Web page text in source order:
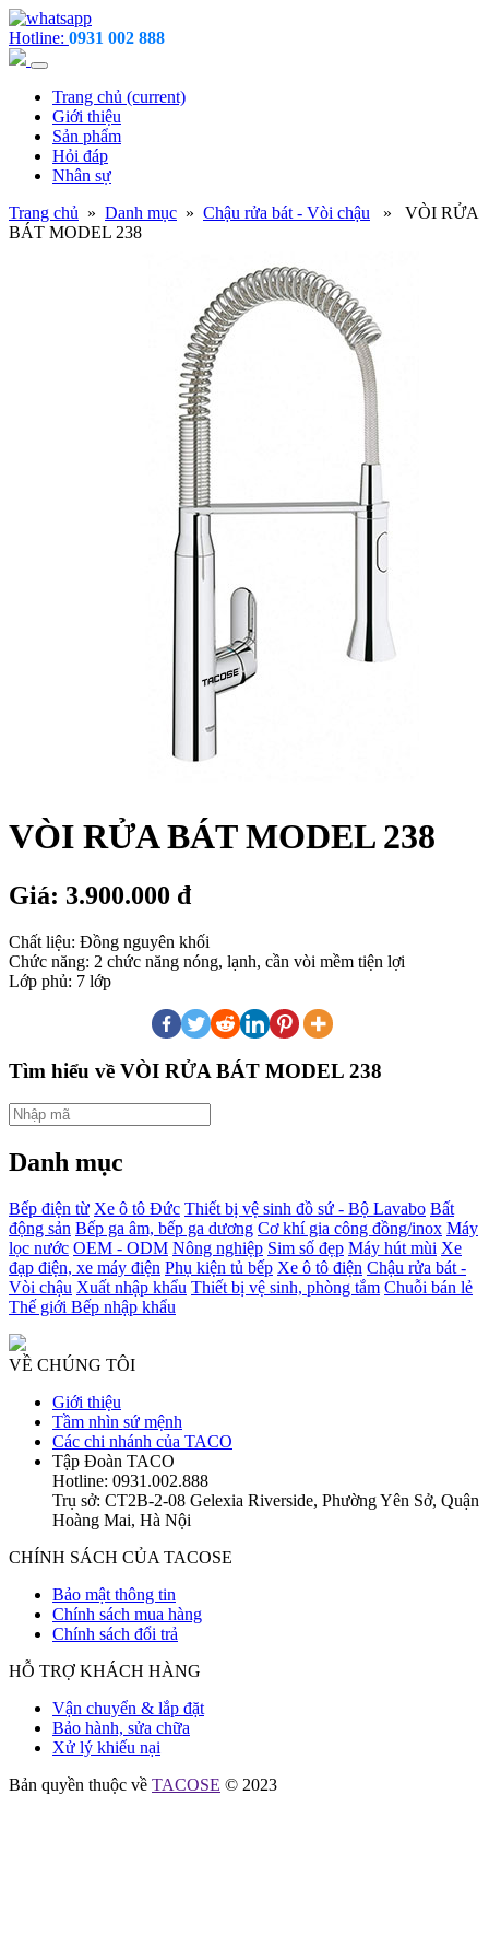
Hotline: 0931 002 888
Trang chủ (current)
Giới thiệu
Sản phẩm
Hỏi đáp
Nhân sự
Trang chủ » Danh mục » Chậu rửa bát - Vòi chậu » VÒI RỬA
BÁT MODEL 238
VÒI RỬA BÁT MODEL 238
Giá: 3.900.000 đ
Chất liệu: Đồng nguyên khối
Chức năng: 2 chức năng nóng, lạnh, cần vòi mềm tiện lợi
Lớp phủ: 7 lớp
Tìm hiểu về VÒI RỬA BÁT MODEL 238
Danh mục
Bếp điện từ Xe ô tô Đức Thiết bị vệ sinh đồ sứ - Bộ Lavabo Bất
động sản Bếp ga âm, bếp ga dương Cơ khí gia công đồng/inox Máy
lọc nước OEM - ODM Nông nghiệp Sim số đẹp Máy hút mùi Xe
đạp điện, xe máy điện Phụ kiện tủ bếp Xe ô tô điện Chậu rửa bát -
Vòi chậu Xuất nhập khẩu Thiết bị vệ sinh, phòng tắm Chuỗi bán lẻ
Thế giới Bếp nhập khẩu
VỀ CHÚNG TÔI
Giới thiệu
Tầm nhìn sứ mệnh
Các chi nhánh của TACO
Tập Đoàn TACO
Hotline: 0931.002.888
Trụ sở: CT2B-2-08 Gelexia Riverside, Phường Yên Sở, Quận
Hoàng Mai, Hà Nội
CHÍNH SÁCH CỦA TACOSE
Bảo mật thông tin
Chính sách mua hàng
Chính sách đổi trả
HỖ TRỢ KHÁCH HÀNG
Vận chuyển & lắp đặt
Bảo hành, sửa chữa
Xử lý khiếu nại
Bản quyền thuộc về TACOSE © 2023